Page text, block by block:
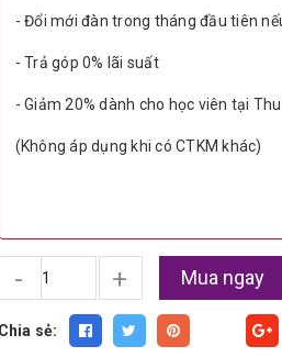
- Đổi mới đàn trong tháng đầu tiên
- Trả góp 0% lãi suất
- Giảm 20% dành cho học viên tại
(Không áp dụng khi có CTKM khác)
- + Mua ngay
Chia sẻ: